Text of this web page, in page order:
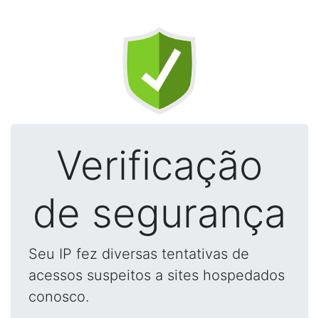
Verificação
de segurança
Seu IP fez diversas tentativas de
acessos suspeitos a sites hospedados
conosco.